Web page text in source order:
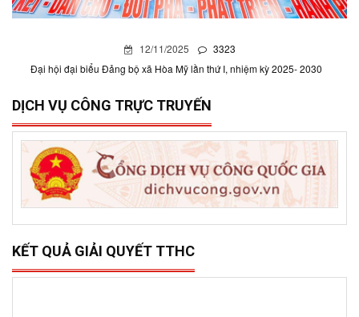
12/11/2025 0
Đại hội đại biểu Đảng bộ xã Hòa Mỹ lần thứ I, nhiệm kỳ
2025- 2030
DỊCH VỤ CÔNG TRỰC TRUYẾN
KẾT QUẢ GIẢI QUYẾT TTHC